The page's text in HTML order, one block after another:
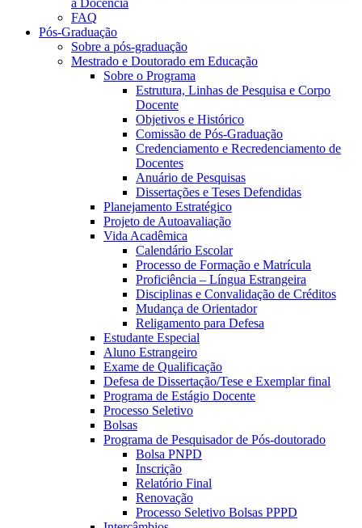
à Docência
FAQ
Pós-Graduação
Sobre a pós-graduação
Mestrado e Doutorado em Educação
Sobre o Programa
Estrutura, Linhas de Pesquisa e Corpo
Docente
Objetivos e Histórico
Comissão de Pós-Graduação
Credenciamento e Recredenciamento de
Docentes
Anuário de Pesquisas
Dissertações e Teses Defendidas
Planejamento Estratégico
Projeto de Autoavaliação
Vida Acadêmica
Calendário Escolar
Processo de Formação e Matrícula
Proficiência – Língua Estrangeira
Disciplinas e Convalidação de Créditos
Mudança de Orientador
Religamento para Defesa
Estudante Especial
Aluno Estrangeiro
Exame de Qualificação
Defesa de Dissertação/Tese e Exemplar final
Programa de Estágio Docente
Processo Seletivo
Bolsas
Programa de Pesquisador de Pós-doutorado
Bolsa PNPD
Inscrição
Relatório Final
Renovação
Processo Seletivo Bolsas PPPD